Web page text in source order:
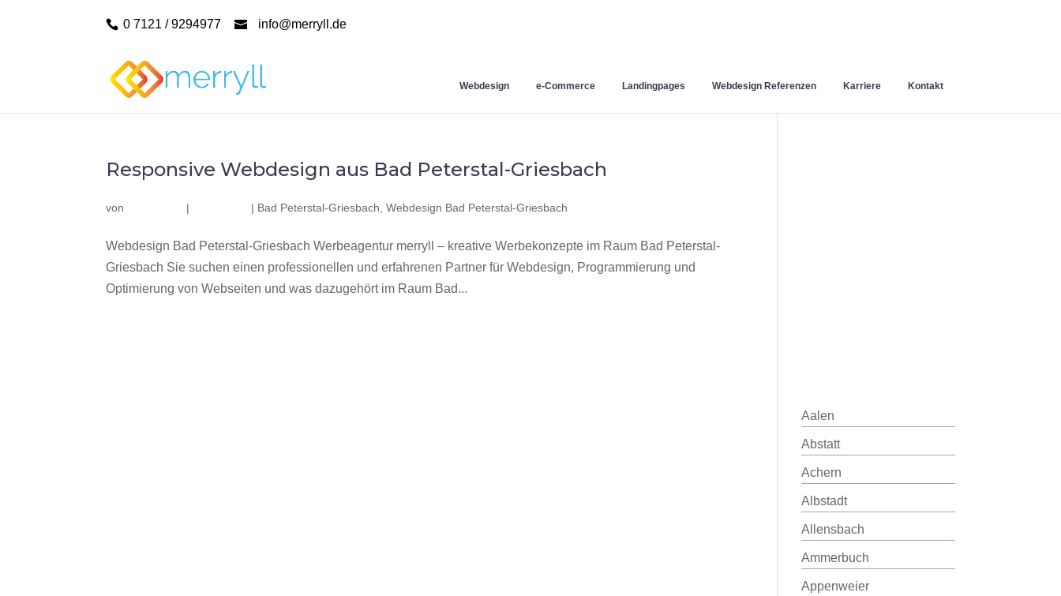
0 7121 / 9294977 info@merryll.de
Webdesign e-Commerce Landingpages Webdesign Referenzen Karriere Kontakt
Responsive Webdesign aus Bad Peterstal-Griesbach
von | | Bad Peterstal-Griesbach ,Webdesign Bad Peterstal-Griesbach
Webdesign Bad Peterstal-Griesbach Werbeagentur merryll – kreative Werbekonzepte im Raum Bad Peterstal-
Griesbach Sie suchen einen professionellen und erfahrenen Partner für Webdesign, Programmierung und
Optimierung von Webseiten und was dazugehört im Raum Bad...
Aalen
Abstatt
Achern
Albstadt
Allensbach
Ammerbuch
Appenweier